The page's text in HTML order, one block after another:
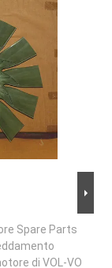
Spare Parts
di VOL-VO